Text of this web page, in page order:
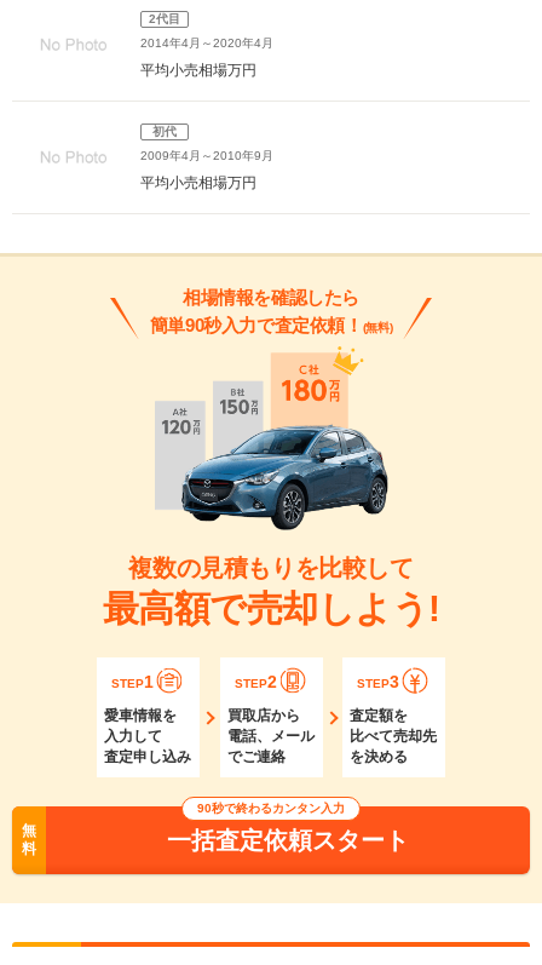
2代目
2014年4月～2020年4月
平均小売相場万円
初代
2009年4月～2010年9月
平均小売相場万円
相場情報を確認したら
簡単90秒入力で査定依頼！ (無料)
複数の見積もりを比較して
最高額で売却しよう!
STEP1
愛車情報を
入力して
査定申し込み
STEP2
買取店から
電話、メール
でご連絡
STEP3
査定額を
比べて売却先
を決める
無
料
90秒で終わるカンタン入力
一括査定依頼スタート